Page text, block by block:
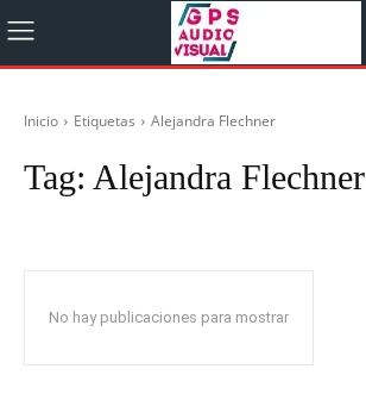
Inicio Etiquetas Alejandra Flechner
Tag: Alejandra Flechner
No hay publicaciones para mostrar